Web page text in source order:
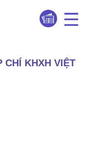
CHÍ KHXH VIỆT